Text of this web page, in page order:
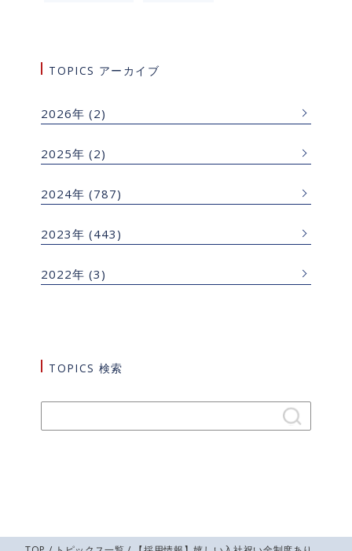
TOPICS アーカイブ
2026年 (2)
2025年 (2)
2024年 (787)
2023年 (443)
2022年 (3)
TOPICS 検索